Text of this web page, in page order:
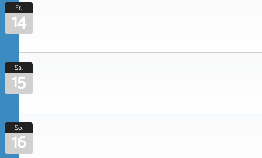
Fr.
14
Sa.
15
So.
16